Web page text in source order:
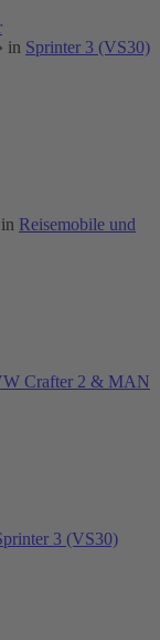
in Sprinter 3 (VS30)
Reisemobile und
Crafter 2 & MAN
3 (VS30)